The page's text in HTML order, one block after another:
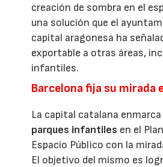
creación de sombra en el
una solución que el
capital aragonesa ha
exportable a otras áreas,
infantiles.
Barcelona fija su mirada
La capital catalana
parques infantiles en el
Espacio Público con la
El objetivo del mismo es